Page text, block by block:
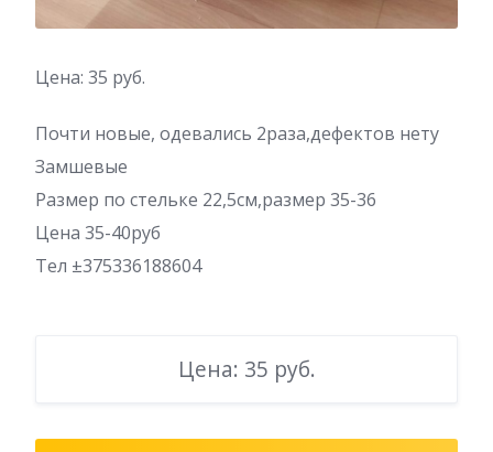
Цена: 35 руб.
Почти новые, одевались 2раза,дефектов нету
Замшевые
Размер по стельке 22,5см,размер 35-36
Цена 35-40руб
Тел ±375336188604
Цена: 35 руб.